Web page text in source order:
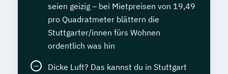
seien geizig – bei Mietpreisen von 19,49
pro Quadratmeter blättern die
Stuttgarter/innen fürs Wohnen
ordentlich was hin
Dicke Luft? Das kannst du in Stuttgart